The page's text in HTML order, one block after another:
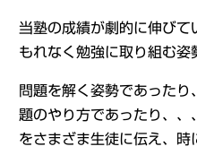
当塾の成績が劇的に伸びて
もれなく勉強に取り組む姿
問題を解く姿勢であった
題のやり方であったり、、
をさまざま生徒に伝え、